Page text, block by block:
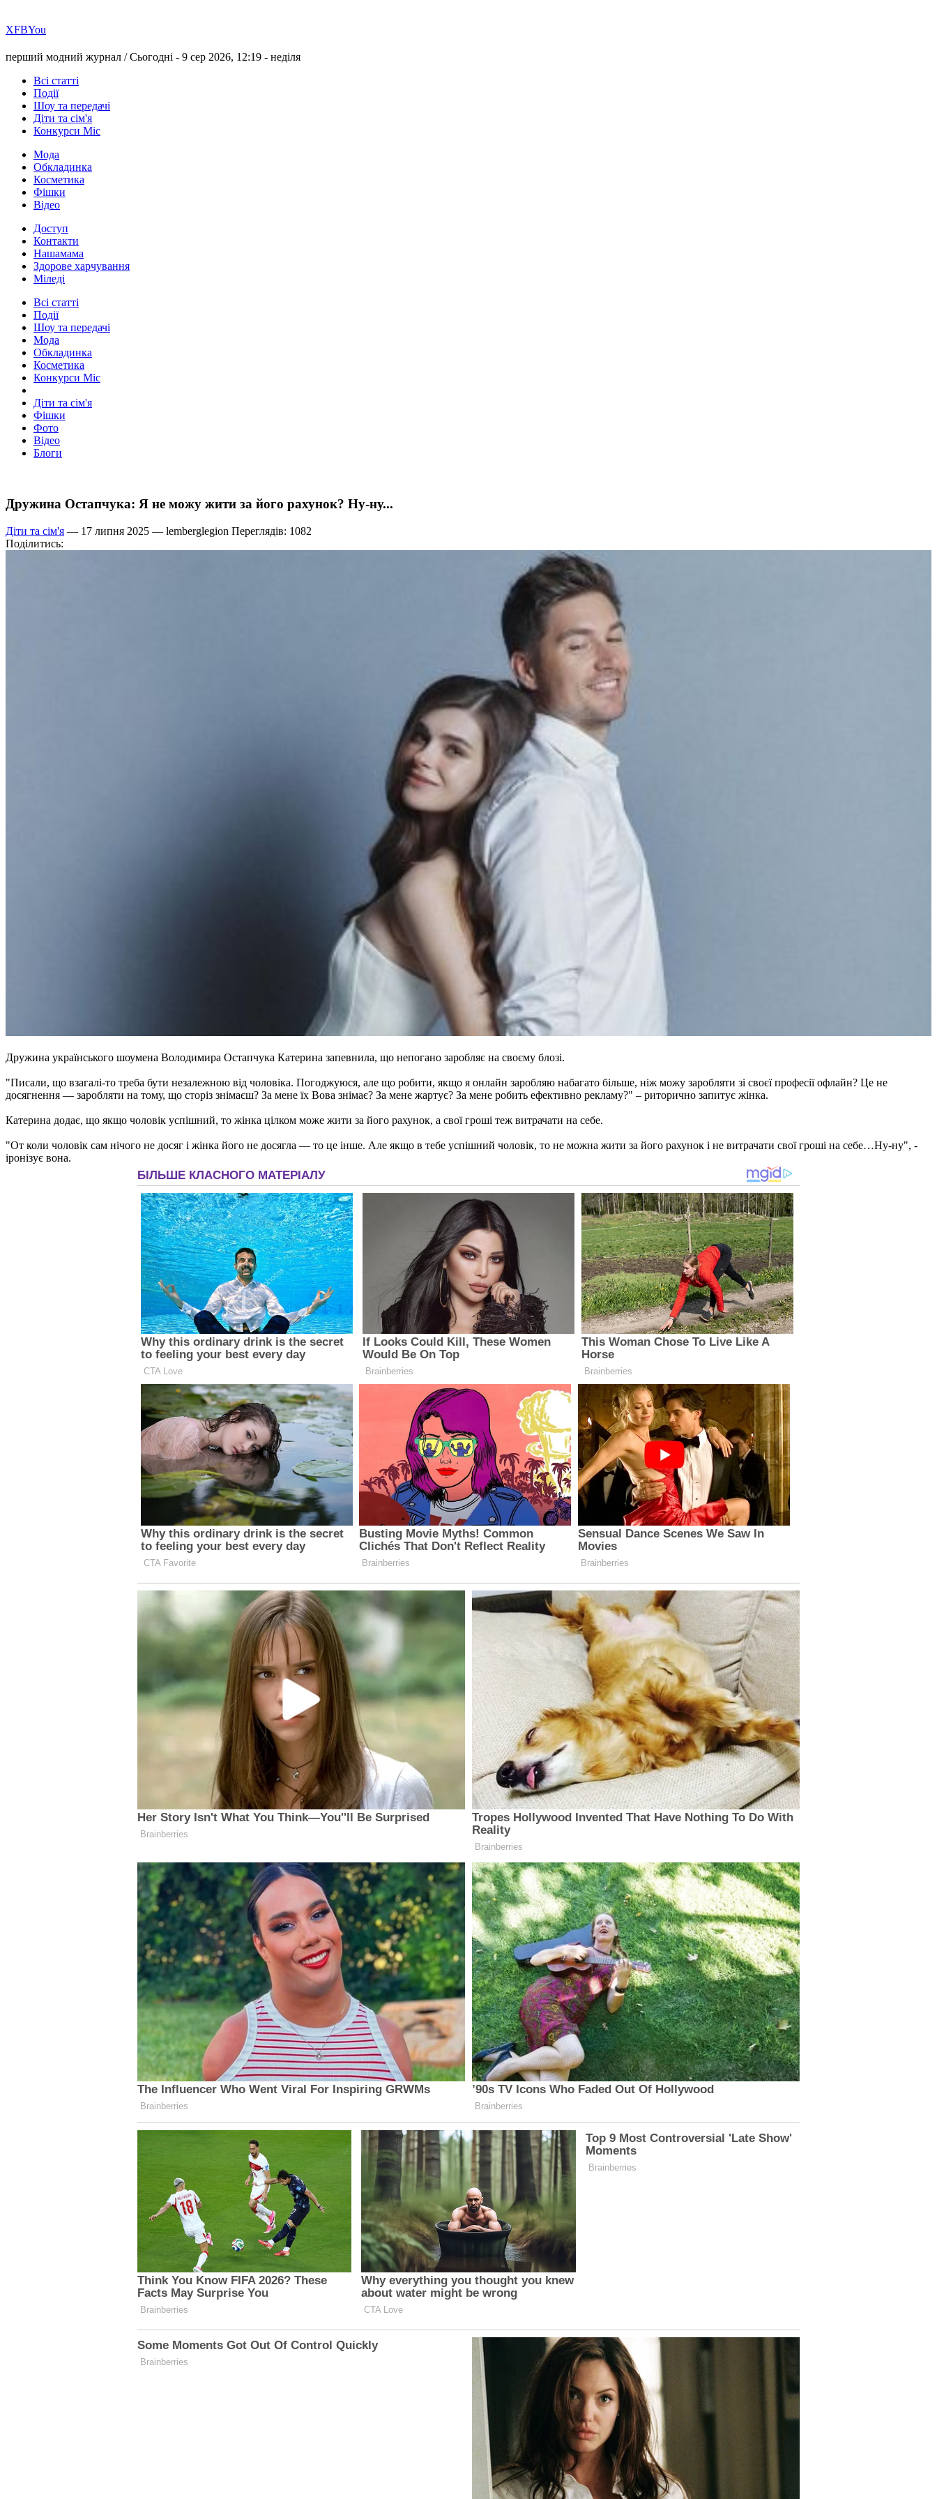
ХFBYou
перший модний журнал /Сьогодні - 9 сер 2026, 12:19 - неділя
Всі статті
Події
Шоу та передачі
Діти та сім'я
Конкурси Міс
Мода
Обкладинка
Косметика
Фішки
Відео
Доступ
Контакти
Нашамама
Здорове харчування
Міледі
Всі статті
Події
Шоу та передачі
Мода
Обкладинка
Косметика
Конкурси Міс
Діти та сім'я
Фішки
Фото
Відео
Блоги
Дружина Остапчука: Я не можу жити за його рахунок? Ну-ну...
Діти та сім'я — 17 липня 2025 — lemberglegion Переглядів: 1082
Поділитись:
Дружина українського шоумена Володимира Остапчука Катерина запевнила, що непогано заробляє на своєму блозі.
"Писали, що взагалі-то треба бути незалежною від чоловіка. Погоджуюся, але що робити, якщо я онлайн заробляю набагато більше, ніж можу заробляти зі своєї професії офлайн? Це не
досягнення — заробляти на тому, що сторіз знімаєш? За мене їх Вова знімає? За мене жартує? За мене робить ефективно рекламу?" – риторично запитує жінка.
Катерина додає, що якщо чоловік успішний, то жінка цілком може жити за його рахунок, а свої гроші теж витрачати на себе.
"От коли чоловік сам нічого не досяг і жінка його не досягла — то це інше. Але якщо в тебе успішний чоловік, то не можна жити за його рахунок і не витрачати свої гроші на себе…Ну-ну", -
іронізує вона.